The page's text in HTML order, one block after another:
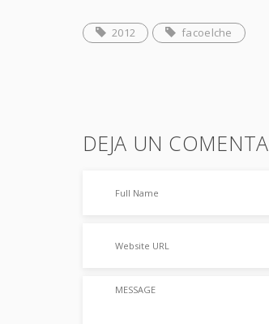
2012 facoelche
DEJA UN